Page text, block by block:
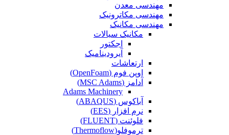
مهندسی معدن
مهندسی مکاترونیک
مهندسی مکانیک
مکانیک سیالات
اجکتور
آیرودینامیک
ارتعاشات
اوپن فوم (OpenFoam)
آدامز (MSC Adams)
Adams Machinery
آباکوس (ABAQUS)
نرم افزار (EES)
فلوئنت (FLUENT)
ترموفلو(Thermoflow)